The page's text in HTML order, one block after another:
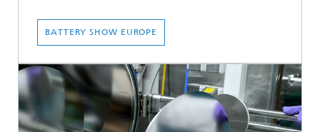
BATTERY SHOW EUROPE